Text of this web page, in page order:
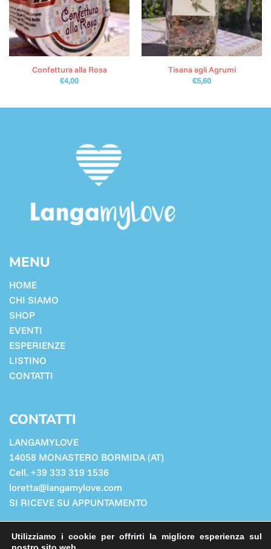
Confettura alla Rosa
€4,00
Tisana agli Agrumi
€5,60
MENU
HOME
CHI SIAMO
SHOP
EVENTI
ESPERIENZE
LISTINO
CONTATTI
CONTATTI
LANGAMYLOVE
14058 MONASTERO BORMIDA (AT)
Cell. +39 333 319 1536
loretta@langamylove.com
SI RICEVE SU APPUNTAMENTO
Privacy Policy
Utilizziamo i cookie per offrirti la migliore esperienza sul